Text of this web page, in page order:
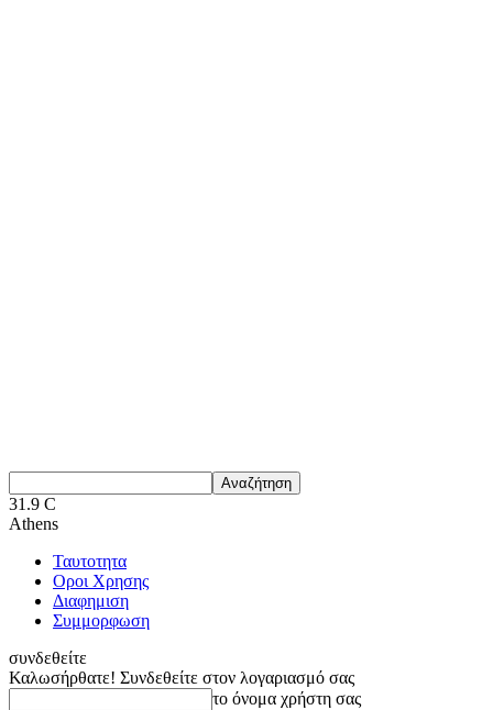
31.9 C
Athens
Ταυτοτητα
Οροι Χρησης
Διαφημιση
Συμμορφωση
συνδεθείτε
Καλωσήρθατε! Συνδεθείτε στον λογαριασμό σας
το όνομα χρήστη σας